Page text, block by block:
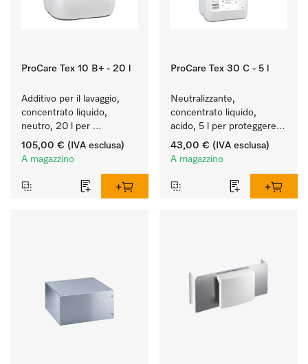
ProCare Tex 10 B+ - 20 l
Additivo per il lavaggio,
concentrato liquido,
neutro, 20 l per
rimuovere in modo
efficace le macchie di
105,00 € (IVA esclusa)
A magazzino
ProCare Tex 30 C - 5 l
Neutralizzante,
concentrato liquido,
acido, 5 l per proteggere
in modo ottimale i tessuti
mediante neutralizzazione
43,00 € (IVA esclusa)
A magazzino